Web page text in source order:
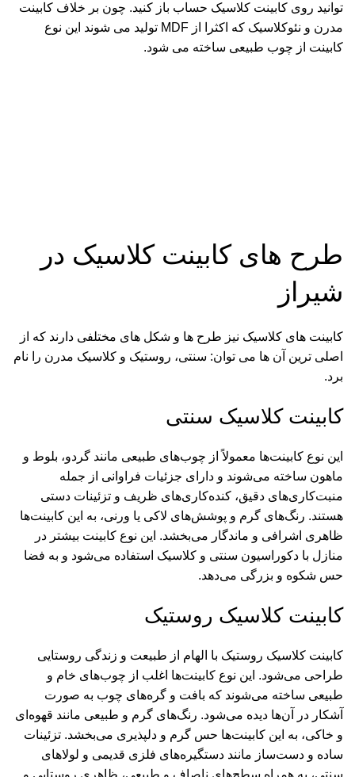
توانید روی کابینت کلاسیک حساب باز کنید. چون بر خلاف کابینت
مدرن و نئوکلاسیک که اکثرا از MDF تولید می شوند این نوع
کابینت از چوب طبیعی ساخته می شود.
طرح های کابینت کلاسیک در
شیراز
کابینت های کلاسیک نیز طرح ها و شکل های مختلفی دارند که از
اصلی ترین آن ها می توان: سنتی، روستیک و کلاسیک مدرن را نام
برد.
کابینت کلاسیک سنتی
این نوع کابینت‌ها معمولاً از چوب‌های طبیعی مانند گردو، بلوط و
ماهون ساخته می‌شوند و دارای جزئیات فراوانی از جمله
منبت‌کاری‌های دقیق، کنده‌کاری‌های ظریف و تزئینات دستی
هستند. رنگ‌های گرم و پوشش‌های لاکی یا ورنی، به این کابینت‌ها
ظاهری اشرافی و ماندگار می‌بخشد. این نوع کابینت بیشتر در
منازل با دکوراسیون سنتی و کلاسیک استفاده می‌شود و به فضا
حس شکوه و بزرگی می‌دهد.
کابینت کلاسیک روستیک
کابینت کلاسیک روستیک با الهام از طبیعت و زندگی روستایی
طراحی می‌شود. این نوع کابینت‌ها اغلب از چوب‌های خام و
طبیعی ساخته می‌شوند که بافت و گره‌های چوب به صورت
آشکار در آن‌ها دیده می‌شود. رنگ‌های گرم و طبیعی مانند قهوه‌ای
و خاکی، به این کابینت‌ها حس گرم و دلپذیری می‌بخشد. تزئینات
ساده و دست‌ساز مانند دستگیره‌های فلزی قدیمی و لولاهای
سنتی، به همراه سطح‌های ناصاف و طبیعی، ظاهری روستایی و